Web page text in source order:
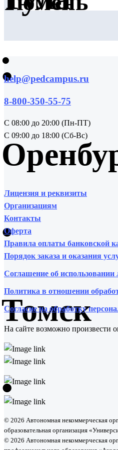
•
•
•
Томск
•
help@pedcampus.ru
8-800-350-55-75
С 08:00 до 20:00 (Пн-ПТ)
С 09:00 до 18:00 (Сб-Вс)
Лицензия и реквизиты
Организациям
Контакты
Оферта
Правила оплаты банковской
Порядок заказа и оказания
Соглашение об использовании
Политика в отношении
Согласие на обработку
На сайте возможно произвести
© 2026 Автономная некоммерческая
образовательная организация
© 2026 Автономная некоммерческая